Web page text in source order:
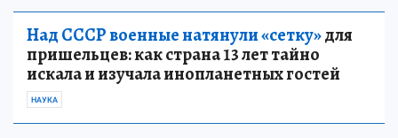
Над СССР военные натянули «сетку»для
пришельцев: как страна 13 лет тайно
искала и изучала инопланетных гостей
НАУКА